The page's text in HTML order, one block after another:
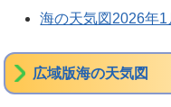
海の天気図2026年1
広域版海の天気図